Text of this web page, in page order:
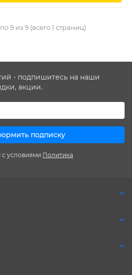
9 из 9 (всего 1 страниц)
- подпишитесь на наши
акции.
подписку
с условиями Политика